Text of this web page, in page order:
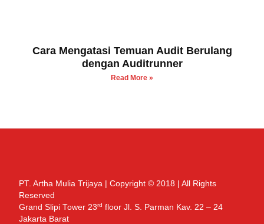
Cara Mengatasi Temuan Audit Berulang
dengan Auditrunner
Read More »
PT. Artha Mulia Trijaya | Copyright © 2018 | All Rights
Reserved
Grand Slipi Tower 23rd floor Jl. S. Parman Kav. 22 – 24
Jakarta Barat